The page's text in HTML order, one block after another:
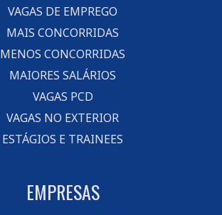
VAGAS DE EMPREGO
MAIS CONCORRIDAS
MENOS CONCORRIDAS
MAIORES SALÁRIOS
VAGAS PCD
VAGAS NO EXTERIOR
ESTÁGIOS E TRAINEES
EMPRESAS